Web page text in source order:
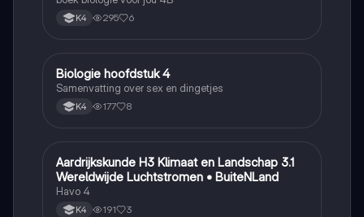
K4 295 6
Biologie
Biologie hoofdstuk 4
Samenvatting over sex en dingetjes
K4 177 8
Aardrijkskunde
Aardrijkskunde H3 Klimaat en Landschap 3.1
Wereldwijde Luchtstromen • BuiteNLand
Havo 4
K4 191 3